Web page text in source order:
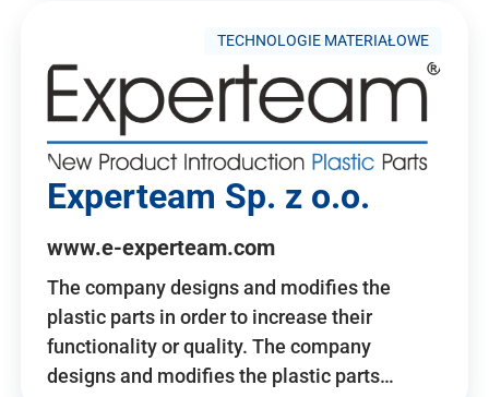
TECHNOLOGIE MATERIAŁOWE
Experteam Sp. z o.o.
www.e-experteam.com
The company designs and modifies the
plastic parts in order to increase their
functionality or quality. The company
designs and modifies the plastic parts…